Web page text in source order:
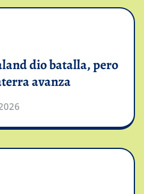
dio batalla, pero
avanza